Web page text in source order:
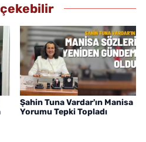
Şahin Tuna Vardar'ın Manisa
Yorumu Tepki Topladı